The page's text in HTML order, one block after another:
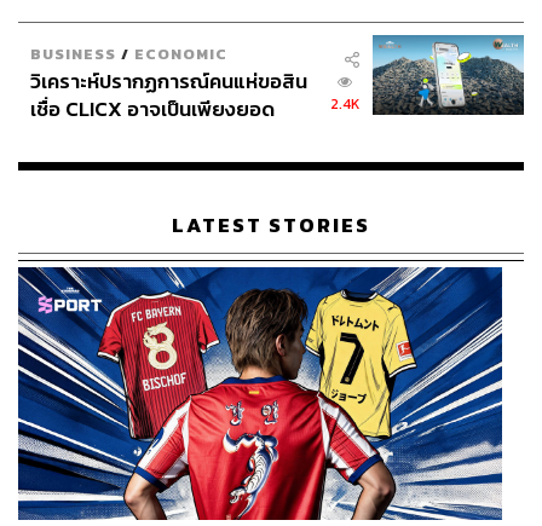
BUSINESS / ECONOMIC
วิเคราะห์ปรากฏการณ์คนแห่ขอสิน
เชื่อ CLICX อาจเป็นเพียงยอด
เรือนไทยที่ถูกซุกไว้
2.4K
LATEST STORIES